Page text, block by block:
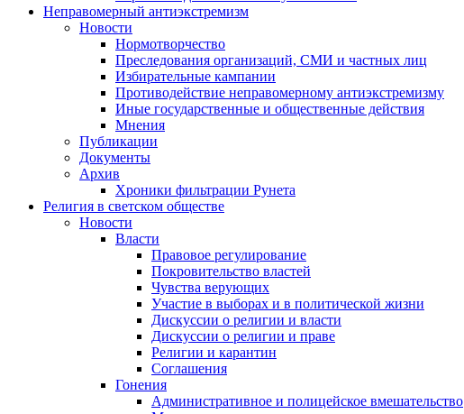
Неправомерный антиэкстремизм
Новости
Нормотворчество
Преследования организаций, СМИ и частных лиц
Избирательные кампании
Противодействие неправомерному антиэкстремизму
Иные государственные и общественные действия
Мнения
Публикации
Документы
Архив
Хроники фильтрации Рунета
Религия в светском обществе
Новости
Власти
Правовое регулирование
Покровительство властей
Чувства верующих
Участие в выборах и в политической жизни
Дискуссии о религии и власти
Дискуссии о религии и праве
Религии и карантин
Соглашения
Гонения
Административное и полицейское вмешательство